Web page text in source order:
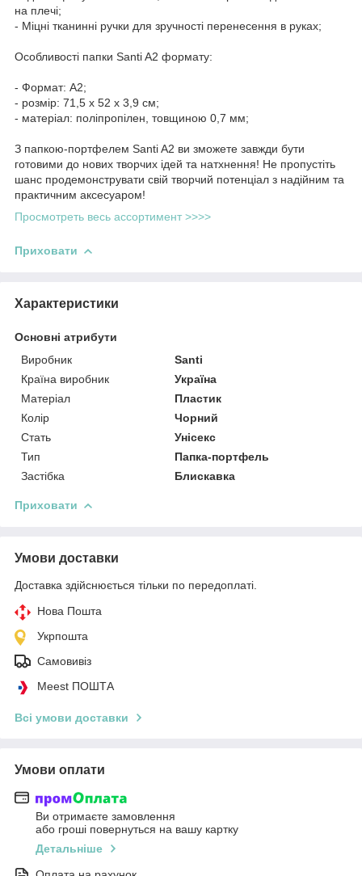
на плечі;
- Міцні тканинні ручки для зручності перенесення в руках;
Особливості папки Santi A2 формату:
- Формат: A2;
- розмір: 71,5 x 52 x 3,9 см;
- матеріал: поліпропілен, товщиною 0,7 мм;
З папкою-портфелем Santi A2 ви зможете завжди бути
готовими до нових творчих ідей та натхнення! Не пропустіть
шанс продемонструвати свій творчий потенціал з надійним та
практичним аксесуаром!
Просмотреть весь ассортимент >>>>
Приховати
Характеристики
Основні атрибути
Виробник
Santi
Країна виробник
Україна
Матеріал
Пластик
Колір
Чорний
Стать
Унісекс
Тип
Папка-портфель
Застібка
Блискавка
Приховати
Умови доставки
Доставка здійснюється тільки по передоплаті.
Нова Пошта
Укрпошта
Самовивіз
Meest ПОШТА
Всі умови доставки
Умови оплати
Ви отримаєте замовлення
або гроші повернуться на вашу картку
Детальніше